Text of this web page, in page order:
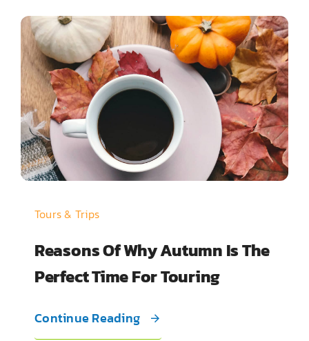
Tours & Trips
Reasons Of Why Autumn Is The
Perfect Time For Touring
Continue Reading